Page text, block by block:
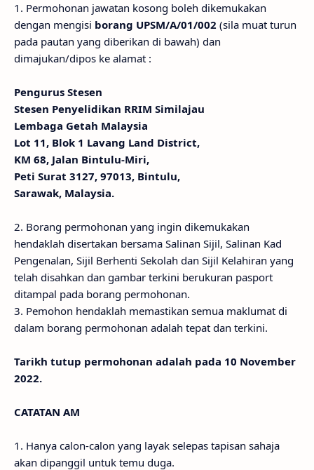
1. Permohonan jawatan kosong boleh dikemukakan
dengan mengisi borang UPSM/A/01/002 (sila muat turun
pada pautan yang diberikan di bawah) dan
dimajukan/dipos ke alamat :
Pengurus Stesen
Stesen Penyelidikan RRIM Similajau
Lembaga Getah Malaysia
Lot 11, Blok 1 Lavang Land District,
KM 68, Jalan Bintulu-Miri,
Peti Surat 3127, 97013, Bintulu,
Sarawak, Malaysia.
2. Borang permohonan yang ingin dikemukakan
hendaklah disertakan bersama Salinan Sijil, Salinan Kad
Pengenalan, Sijil Berhenti Sekolah dan Sijil Kelahiran yang
telah disahkan dan gambar terkini berukuran pasport
ditampal pada borang permohonan.
3. Pemohon hendaklah memastikan semua maklumat di
dalam borang permohonan adalah tepat dan terkini.
Tarikh tutup permohonan adalah pada 10 November
2022.
CATATAN AM
1. Hanya calon-calon yang layak selepas tapisan sahaja
akan dipanggil untuk temu duga.